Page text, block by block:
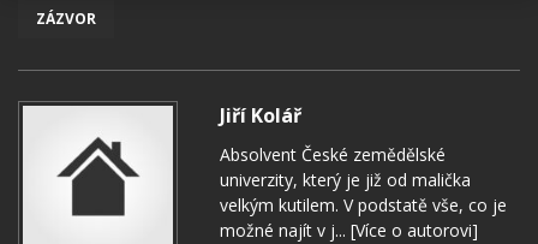
ZÁZVOR
Jiří Kolář
Absolvent České zemědělské
univerzity, který je již od malička
velkým kutilem. V podstatě vše, co je
možné najít v j... [Více o autorovi]